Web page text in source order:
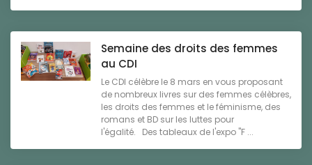
Semaine des droits des femmes
au CDI
Le CDI célèbre le 8 mars en vous proposant
de nombreux livres sur des femmes célèbres,
les droits des femmes et le féminisme, des
romans et BD sur les luttes pour
l'égalité. Des tableaux de l'expo "F ...